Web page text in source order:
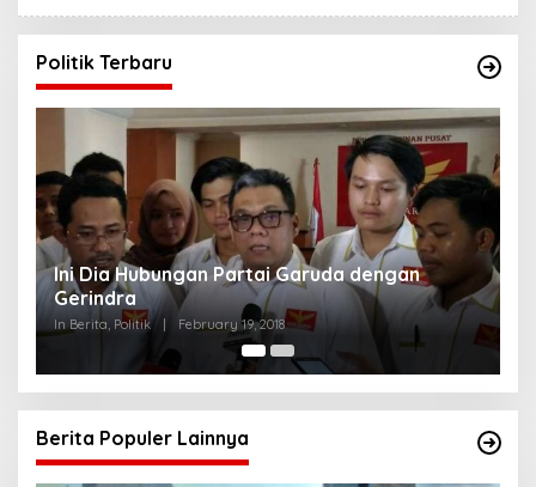
Politik Terbaru
Ini Dia Hubungan Partai Garuda dengan
Gerindra
In Berita, Politik February 19, 2018
Berita Populer Lainnya